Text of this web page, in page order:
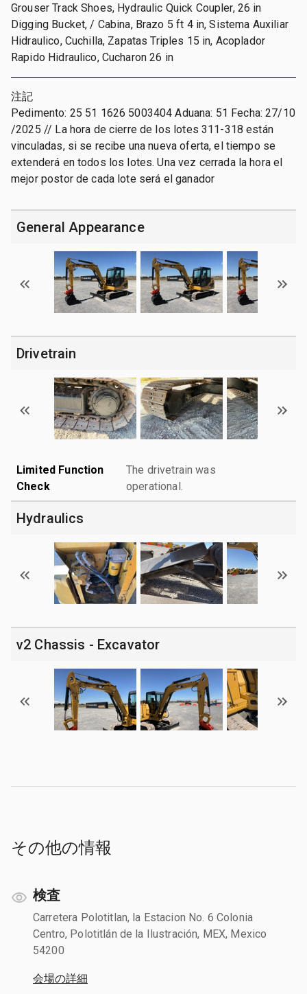
Grouser Track Shoes, Hydraulic Quick Coupler, 26 in
Digging Bucket, / Cabina, Brazo 5 ft 4 in, Sistema Auxiliar
Hidraulico, Cuchilla, Zapatas Triples 15 in, Acoplador
Rapido Hidraulico, Cucharon 26 in
注記
Pedimento: 25 51 1626 5003404 Aduana: 51 Fecha: 27/10
/2025 // La hora de cierre de los lotes 311-318 están
vinculadas, si se recibe una nueva oferta, el tiempo se
extenderá en todos los lotes. Una vez cerrada la hora el
mejor postor de cada lote será el ganador
General Appearance
Drivetrain
Limited Function
Check
The drivetrain was
operational.
Hydraulics
v2 Chassis - Excavator
その他の情報
検査
Carretera Polotitlan, la Estacion No. 6 Colonia
Centro, Polotitlán de la Ilustración, MEX, Mexico
54200
会場の詳細